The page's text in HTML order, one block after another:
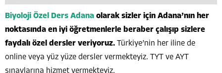
Biyoloji Özel Ders Adana olarak sizler için Adana’nın her
noktasında en iyi öğretmenlerle beraber çalışıp sizlere
faydalı özel dersler veriyoruz. Türkiye’nin her iline de
online veya yüz yüze dersler vermekteyiz. TYT ve AYT
sınavlarına hizmet vermekteyiz.